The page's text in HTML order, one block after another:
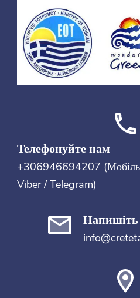
Телефонуйте нам
+306946694207
Viber / Telegram)